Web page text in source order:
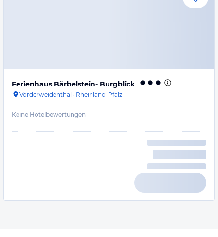
Ferienhaus Bärbelstein- Burgblick
Vorderweidenthal · Rheinland-Pfalz
Keine Hotelbewertungen